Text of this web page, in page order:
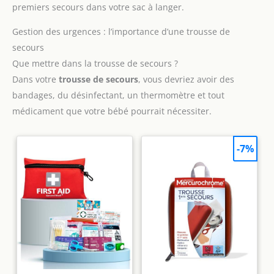
documents de s'accrocher n'importe où, ce qui est facile à
rangement pratiques avec grand espace de rangement,
idéals pour ranger tous les documents, dossiers, crayons,
téléphones portables, stocker des reçus, des passeports, des
à couchesetc.Idéal pour le travail, bureau, école, maison,
essai sur le terrain, les voyages d'affaires.
premiers secours dans votre sac à langer.
Gestion des urgences : l’importance d’une trousse de
secours
Que mettre dans la trousse de secours ?
Dans votre trousse de secours, vous devriez avoir des
bandages, du désinfectant, un thermomètre et tout
médicament que votre bébé pourrait nécessiter.
-7%